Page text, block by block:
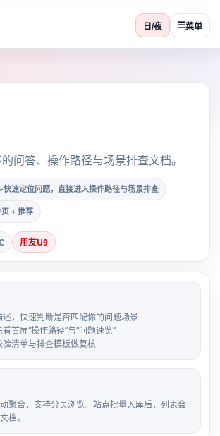
日/夜 ☰菜单
问答、操作路径与场景排查文档。
快速定位问题，直接进入操作路径与场景排查
+ 推荐
用友U9
，快速判断是否匹配你的问题场景
首屏“操作路径”与“问题速览”
清单与排查模板做复核
聚合，支持分页浏览。站点批量入库后，列表会
档。